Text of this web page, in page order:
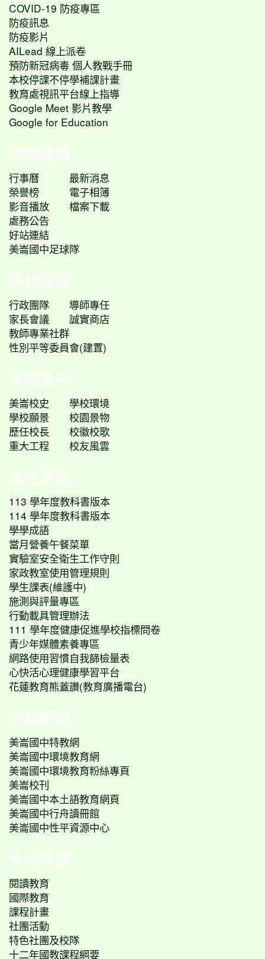
COVID-19 防疫專區
防疫訊息
防疫影片
AILead 線上派卷
預防新冠病毒 個人教戰手冊
本校停課不停學補課計畫
教育處視訊平台線上指導
Google Meet 影片教學
Google for Education
校園連結
行事曆
最新消息
榮譽榜
電子相簿
影音播放
檔案下載
處務公告
好站連結
美崙國中足球隊
學校團隊
行政團隊
導師專任
家長會議
誠實商店
教師專業社群
性別平等委員會(建置)
愛在崙中
美崙校史
學校環境
學校願景
校園景物
歷任校長
校徽校歌
重大工程
校友風雲
學生專區
113 學年度教科書版本
114 學年度教科書版本
學學成語
當月營養午餐菜單
實驗室安全衛生工作守則
家政教室使用管理規則
學生課表(維護中)
施測與評量專區
行動載具管理辦法
111 學年度健康促進學校指標問卷
青少年媒體素養專區
網路使用習慣自我篩檢量表
心快活心理健康學習平台
花蓮教育熊蓋讚(教育廣播電台)
主題網頁
美崙國中特教網
美崙國中環境教育網
美崙國中環境教育粉絲專頁
美崙校刊
美崙國中本土語教育網頁
美崙國中行舟讀冊館
美崙國中性平資源中心
多元學習
閱讀教育
國際教育
課程計畫
社團活動
特色社團及校隊
十二年國教課程綱要